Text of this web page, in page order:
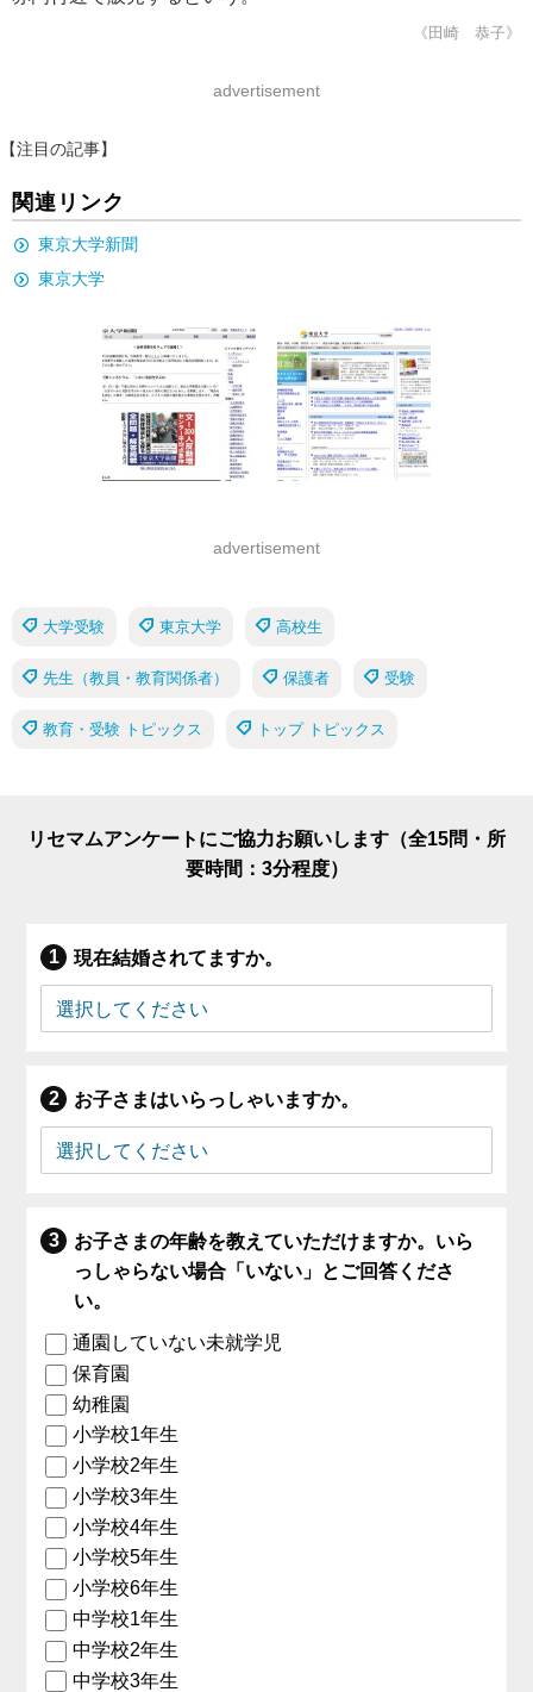
《田崎 恭子》
advertisement
【注目の記事】
関連リンク
東京大学新聞
東京大学
advertisement
大学受験 東京大学 高校生
先生（教員・教育関係者） 保護者 受験
教育・受験 トピックス トップ トピックス
リセマムアンケートにご協力お願いします（全15問・所
要時間：3分程度）
現在結婚されてますか。
お子さまはいらっしゃいますか。
お子さまの年齢を教えていただけますか。いら
っしゃらない場合「いない」とご回答くださ
い。
通園していない未就学児
保育園
幼稚園
小学校1年生
小学校2年生
小学校3年生
小学校4年生
小学校5年生
小学校6年生
中学校1年生
中学校2年生
中学校3年生